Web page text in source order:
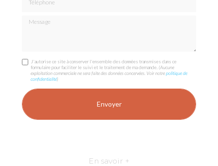
Message
J'autorise ce site à conserver l'ensemble des données transmises dans ce
formulaire pour faciliter le suivi et le traitement de ma demande.(Aucune
exploitation commerciale ne sera faite des données concervées. Voir notrepolitique de
confidentialité)
En savoir +